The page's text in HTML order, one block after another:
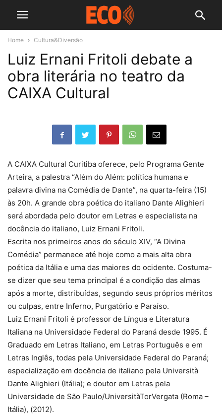
Home Cultura&Diversão
Luiz Ernani Fritoli debate a
obra literária no teatro da
CAIXA Cultural
A CAIXA Cultural Curitiba oferece, pelo Programa Gente
Arteira, a palestra “Além do Além: política humana e
palavra divina na Comédia de Dante”, na quarta-feira (15)
às 20h. A grande obra poética do italiano Dante Alighieri
será abordada pelo doutor em Letras e especialista na
docência do italiano, Luiz Ernani Fritoli.
Escrita nos primeiros anos do século XIV, “A Divina
Comédia” permanece até hoje como a mais alta obra
poética da Itália e uma das maiores do ocidente. Costuma-
se dizer que seu tema principal é a condição das almas
após a morte, distribuídas, segundo seus próprios méritos
ou culpas, entre Inferno, Purgatório e Paraíso.
Luiz Ernani Fritoli é professor de Língua e Literatura
Italiana na Universidade Federal do Paraná desde 1995. É
Graduado em Letras Italiano, em Letras Português e em
Letras Inglês, todas pela Universidade Federal do Paraná;
especialização em docência de italiano pela Università
Dante Alighieri (Itália); e doutor em Letras pela
Universidade de São Paulo/UniversitàTorVergata (Roma –
Itália), (2012).